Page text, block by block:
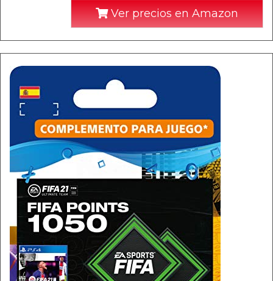
Ver precios en Amazon